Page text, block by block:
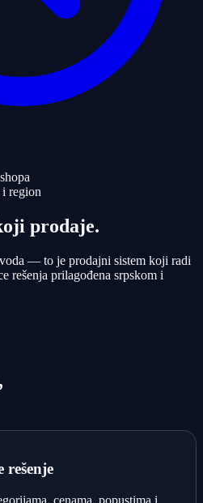
i region
prodaje.
— to je prodajni sistem koji radi
rešenja prilagođena srpskom i
rešenje
cenama, popustima i